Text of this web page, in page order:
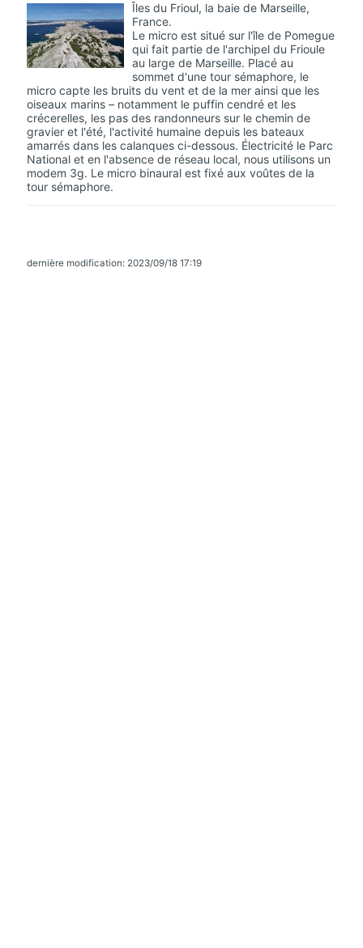
Îles du Frioul, la baie de Marseille,
France.
Le micro est situé sur l'île de Pomegue
qui fait partie de l'archipel du Frioule
au large de Marseille. Placé au
sommet d'une tour sémaphore, le
micro capte les bruits du vent et de la mer ainsi que les
oiseaux marins – notamment le puffin cendré et les
crécerelles, les pas des randonneurs sur le chemin de
gravier et l'été, l'activité humaine depuis les bateaux
amarrés dans les calanques ci-dessous. Électricité le Parc
National et en l'absence de réseau local, nous utilisons un
modem 3g. Le micro binaural est fixé aux voûtes de la
tour sémaphore.
dernière modification: 2023/09/18 17:19